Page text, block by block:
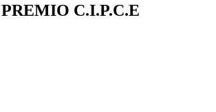
C.I.P.C.E